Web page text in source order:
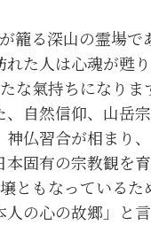
籠る深山の霊場で
れた人は心魂が甦り
な氣持ちになりま
、自然信仰、山岳宗
神仏習合が相まり、
本固有の宗教観を
ともなっているた
人の心の故郷」と言